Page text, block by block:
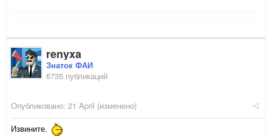
renyxa
Знаток ФАИ
6735 публикаций
Опубликовано: 21 April (изменено)
Извините.